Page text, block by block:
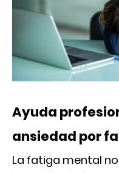
Ayuda
ansiedad por
La fatiga mental